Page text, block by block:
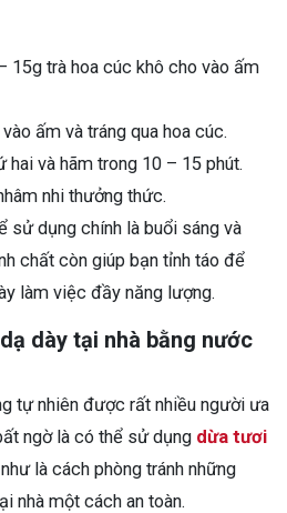
15g trà hoa cúc khô cho vào ấm
ấm và tráng qua hoa cúc.
và hãm trong 10 – 15 phút.
nhi thưởng thức.
sử dụng chính là buổi sáng và
chất còn giúp bạn tỉnh táo để
làm việc đầy năng lượng.
dày tại nhà bằng nước
tự nhiên được rất nhiều người ưa
ngờ là có thể sử dụng dừa tươi
là cách phòng tránh những
nhà một cách an toàn.